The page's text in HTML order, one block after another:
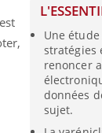
Une
stratégies
renoncer
données
sujet.